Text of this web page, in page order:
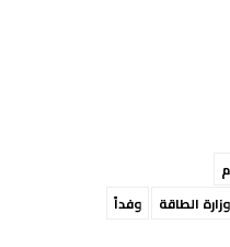
وزارة الطاقة وفداً